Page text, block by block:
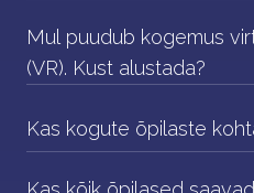
Mul puudub kogemus
(VR). Kust alustada?
Kas kogute õpilaste